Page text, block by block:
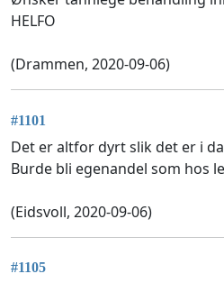
HELFO
(Drammen, 2020-09-06)
#1101
Det er altfor dyrt slik det er i
Burde bli egenandel som hos
(Eidsvoll, 2020-09-06)
#1105